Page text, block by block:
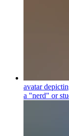
avatar
a "nerd" or